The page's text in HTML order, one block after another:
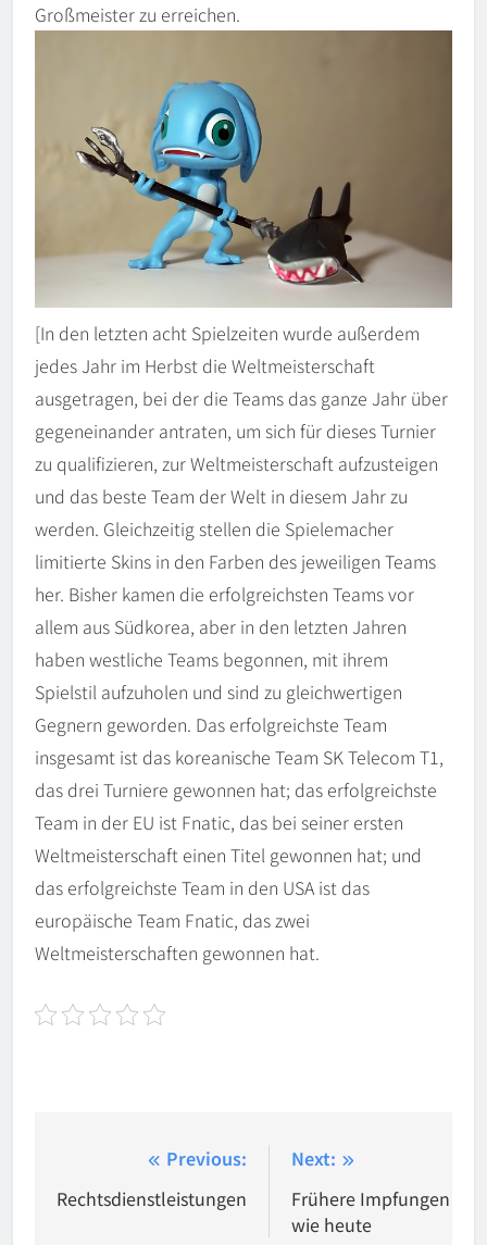
Großmeister zu erreichen.
[In den letzten acht Spielzeiten wurde außerdem
jedes Jahr im Herbst die Weltmeisterschaft
ausgetragen, bei der die Teams das ganze Jahr über
gegeneinander antraten, um sich für dieses Turnier
zu qualifizieren, zur Weltmeisterschaft aufzusteigen
und das beste Team der Welt in diesem Jahr zu
werden. Gleichzeitig stellen die Spielemacher
limitierte Skins in den Farben des jeweiligen Teams
her. Bisher kamen die erfolgreichsten Teams vor
allem aus Südkorea, aber in den letzten Jahren
haben westliche Teams begonnen, mit ihrem
Spielstil aufzuholen und sind zu gleichwertigen
Gegnern geworden. Das erfolgreichste Team
insgesamt ist das koreanische Team SK Telecom T1,
das drei Turniere gewonnen hat; das erfolgreichste
Team in der EU ist Fnatic, das bei seiner ersten
Weltmeisterschaft einen Titel gewonnen hat; und
das erfolgreichste Team in den USA ist das
europäische Team Fnatic, das zwei
Weltmeisterschaften gewonnen hat.
Beitragsnavigation
Previous:
Rechtsdienstleistungen
Next:
Frühere Impfungen
wie heute